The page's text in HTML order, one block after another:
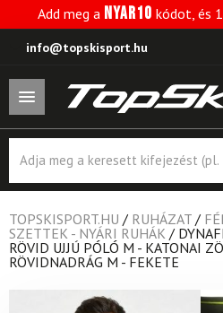
Add meg a NYAR10 kódot, és
info@topskisport.hu
search
TOPSKISPORT.HU / RUHÁZAT /
SZETTEK - NYÁRI RUHÁK /
RÖVID UJJÚ PÓLÓ M - KATONAI
RÖVIDNADRÁG M - FEKETE